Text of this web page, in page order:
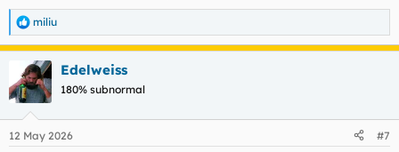
R
e
a
c
i
e
miliu
Edelweiss
180% subnormal
12 May 2026 #7